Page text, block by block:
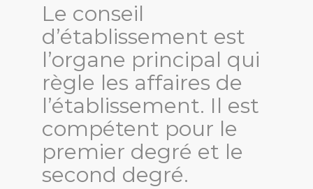
Le conseil
d’établissement est
l’organe principal qui
règle les affaires de
l’établissement. Il est
compétent pour le
premier degré et le
second degré.